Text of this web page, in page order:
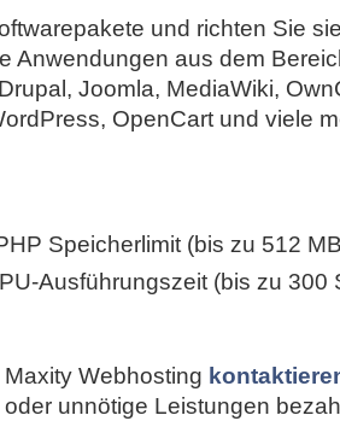
und richten Sie
Anwendungen aus dem
Joomla, MediaWiki,
OpenCart und viele
Speicherlimit (bis zu 512
Ausführungszeit (bis zu 300
Webhosting
unnötige Leistungen